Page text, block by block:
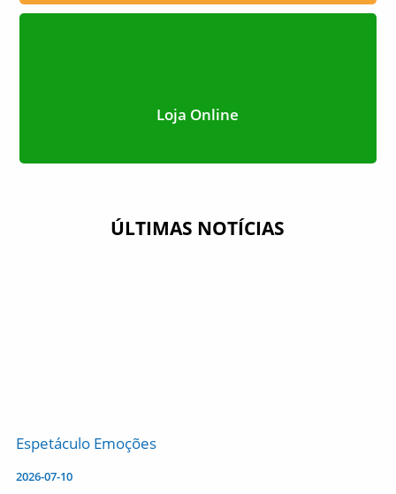
Loja Online
ÚLTIMAS NOTÍCIAS
Espetáculo Emoções
2026-07-10